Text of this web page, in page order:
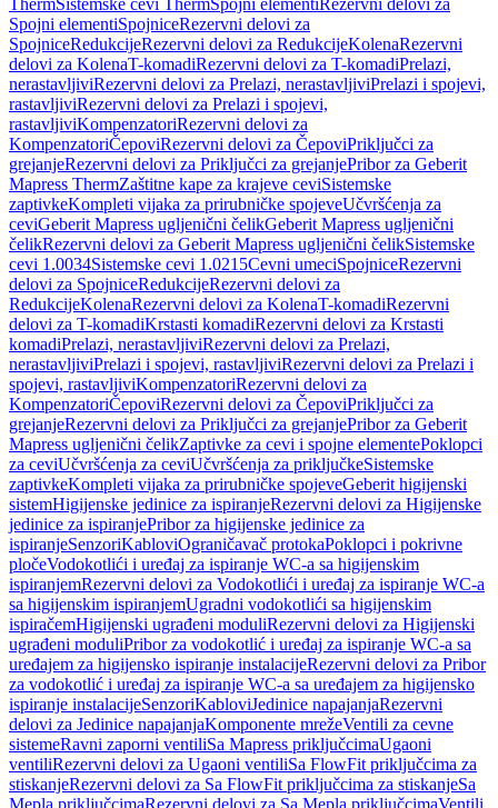
ThermSistemske cevi ThermSpojni elementi Rezervni delovi za
Spojni elementiSpojniceRezervni delovi za
SpojniceRedukcijeRezervni delovi za RedukcijeKolenaRezervni
delovi za KolenaT-komadiRezervni delovi za T-komadiPrelazi,
nerastavljiviRezervni delovi za Prelazi, nerastavljiviPrelazi i spojevi,
rastavljiviRezervni delovi za Prelazi i spojevi,
rastavljiviKompenzatoriRezervni delovi za
KompenzatoriČepoviRezervni delovi za ČepoviPriključci za
grejanjeRezervni delovi za Priključci za grejanjePribor za Geberit
Mapress ThermZaštitne kape za krajeve ceviSistemske
zaptivkeKompleti vijaka za prirubničke spojeveUčvršćenja za
ceviGeberit Mapress ugljenični čelikGeberit Mapress ugljenični
čelikRezervni delovi za Geberit Mapress ugljenični čelikSistemske
cevi 1.0034Sistemske cevi 1.0215Cevni umeciSpojniceRezervni
delovi za SpojniceRedukcijeRezervni delovi za
RedukcijeKolenaRezervni delovi za KolenaT-komadiRezervni
delovi za T-komadiKrstasti komadiRezervni delovi za Krstasti
komadiPrelazi, nerastavljiviRezervni delovi za Prelazi,
nerastavljiviPrelazi i spojevi, rastavljiviRezervni delovi za Prelazi i
spojevi, rastavljiviKompenzatoriRezervni delovi za
KompenzatoriČepoviRezervni delovi za ČepoviPriključci za
grejanjeRezervni delovi za Priključci za grejanjePribor za Geberit
Mapress ugljenični čelikZaptivke za cevi i spojne elementePoklopci
za ceviUčvršćenja za ceviUčvršćenja za priključkeSistemske
zaptivkeKompleti vijaka za prirubničke spojeveGeberit higijenski
sistemHigijenske jedinice za ispiranjeRezervni delovi za Higijenske
jedinice za ispiranjePribor za higijenske jedinice za
ispiranjeSenzoriKabloviOgraničavač protokaPoklopci i pokrivne
pločeVodokotlići i uređaj za ispiranje WC-a sa higijenskim
ispiranjemRezervni delovi za Vodokotlići i uređaj za ispiranje WC-a
sa higijenskim ispiranjemUgradni vodokotlići sa higijenskim
ispiračemHigijenski ugrađeni moduliRezervni delovi za Higijenski
ugrađeni moduliPribor za vodokotlić i uređaj za ispiranje WC-a sa
uređajem za higijensko ispiranje instalacijeRezervni delovi za Pribor
za vodokotlić i uređaj za ispiranje WC-a sa uređajem za higijensko
ispiranje instalacijeSenzoriKabloviJedinice napajanjaRezervni
delovi za Jedinice napajanjaKomponente mrežeVentili za cevne
sistemeRavni zaporni ventiliSa Mapress priključcimaUgaoni
ventiliRezervni delovi za Ugaoni ventiliSa FlowFit priključcima za
stiskanjeRezervni delovi za Sa FlowFit priključcima za stiskanjeSa
Mepla priključcimaRezervni delovi za Sa Mepla priključcimaVentili